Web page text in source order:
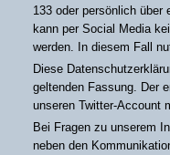
133 oder persönlich
kann per Social Media
werden. In diesem Fall
Diese
geltenden Fassung. Der
unseren Twitter-Account
Bei Fragen zu unserem
neben den